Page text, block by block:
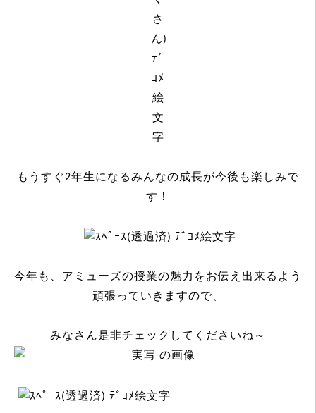
もうすぐ2年生になるみんなの成長が今後も楽しみで
す！
今年も、アミューズの授業の魅力をお伝え出来るよう
頑張っていきますので、
みなさん是非チェックしてくださいね～